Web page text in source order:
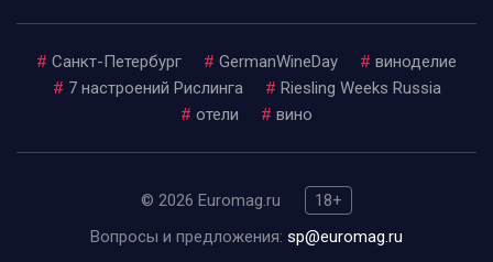
# Санкт-Петербург # GermanWineDay # виноделие
# 7 настроений Рислинга # Riesling Weeks Russia
# отели # вино
© 2026 Euromag.ru
18+
Вопросы и предложения: sp@euromag.ru